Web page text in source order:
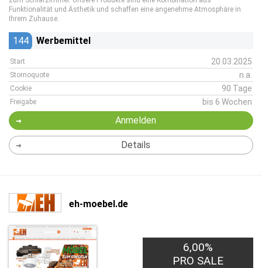
Funktionalität und Ästhetik und schaffen eine angenehme Atmosphäre in
Ihrem Zuhause.
144 Werbemittel
Start 20.03.2025
Stornoquote n.a.
Cookie 90 Tage
Freigabe bis 6 Wochen
Anmelden
Details
eh-moebel.de
6,00%
PRO SALE